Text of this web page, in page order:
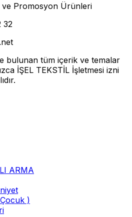
Promosyon Ürünleri
32
bulunan tüm içerik ve temalar
İŞEL TEKSTİL İşletmesi izni
ARMA
)